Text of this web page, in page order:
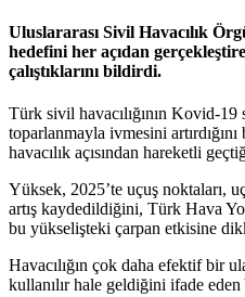
Uluslararası Sivil Havacılık
hedefini her açıdan
çalıştıklarını bildirdi.
Türk sivil havacılığının Kovid-19
toparlanmayla ivmesini
havacılık açısından hareketli
Yüksek, 2025’te uçuş noktaları,
artış kaydedildiğini, Türk Hava
bu yükselişteki çarpan etkisine
Havacılığın çok daha efektif bir
kullanılır hale geldiğini ifade